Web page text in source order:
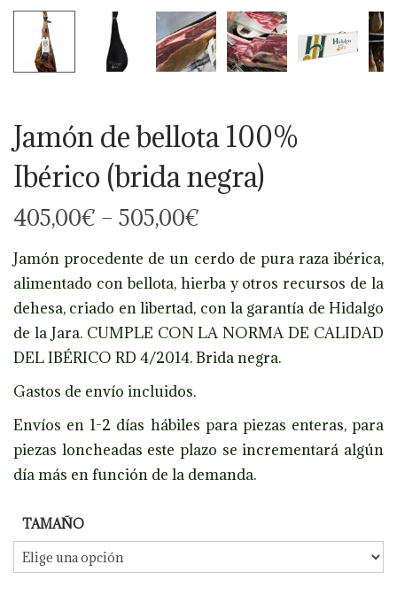
Jamón de bellota 100%
Ibérico (brida negra)
405,00€ – 505,00€
Jamón procedente de un cerdo de pura raza ibérica,
alimentado con bellota, hierba y otros recursos de la
dehesa, criado en libertad, con la garantía de Hidalgo
de la Jara. CUMPLE CON LA NORMA DE CALIDAD
DEL IBÉRICO RD 4/2014. Brida negra.
Gastos de envío incluidos.
Envíos en 1-2 días hábiles para piezas enteras, para
piezas loncheadas este plazo se incrementará algún
día más en función de la demanda.
TAMAÑO